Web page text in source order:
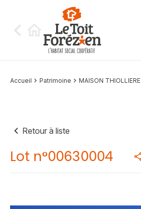
Accueil Patrimoine MAISON THIOLLIERE
Retour à liste
Lot n°00630004